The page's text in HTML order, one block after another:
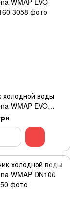
холодной воды
WMAP EVO